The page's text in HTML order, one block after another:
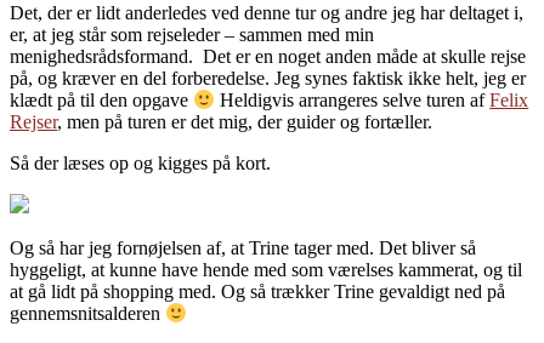
Det, der er lidt anderledes ved denne tur og andre jeg har deltaget i,
er, at jeg står som rejseleder – sammen med min
menighedsrådsformand. Det er en noget anden måde at skulle rejse
på, og kræver en del forberedelse. Jeg synes faktisk ikke helt, jeg er
klædt på til den opgave
Heldigvis arrangeres selve turen afFelix
Rejser, men på turen er det mig, der guider og fortæller.
Så der læses op og kigges på kort.
Og så har jeg fornøjelsen af, at Trine tager med. Det bliver så
hyggeligt, at kunne have hende med som værelses kammerat, og til
at gå lidt på shopping med. Og så trækker Trine gevaldigt ned på
gennemsnitsalderen